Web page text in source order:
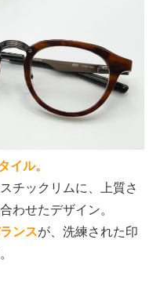
イル。
チックリムに、上質さ
わせたデザイン。
ンスが、洗練された印